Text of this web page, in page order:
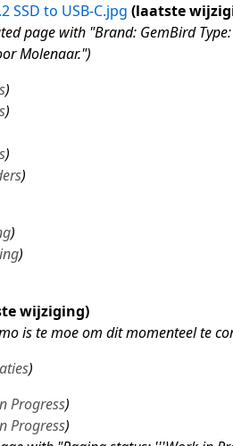
SSD to USB-C.jpg laatste
page with "Brand: GemBird Type:
Molenaar."
wijziging
is te moe om dit momenteel te
Progress
Progress